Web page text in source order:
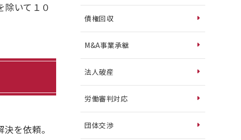
債権回収
M&A事業承継
法人破産
労働審判対応
団体交渉
いて１０
を依頼。